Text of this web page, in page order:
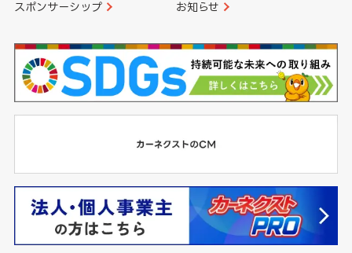
スポンサーシップ お知らせ